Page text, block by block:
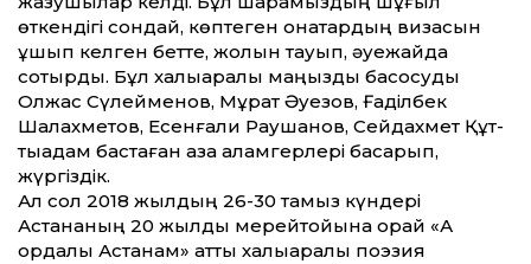
өткендігі сондай, көптеген қонақтардың визасын
ұшып келген бет­те, жолын тауып, әуежайда
соқтырдық. Бұл халықаралық маңызды басқосуды
Олжас Сүлейменов, Мұрат Әуезов, Ғаділбек
Шалахметов, Есенғали Раушанов, Сейдахмет Құт­
тықадам бастаған қазақ қаламгерлері басқарып,
жүргіздік.
Ал сол 2018 жылдың 26-30 тамыз күндері
Астананың 20 жылдық мерейтойына орай «Ақ
ордалы Астанам» ат­ты халықаралық поэзия